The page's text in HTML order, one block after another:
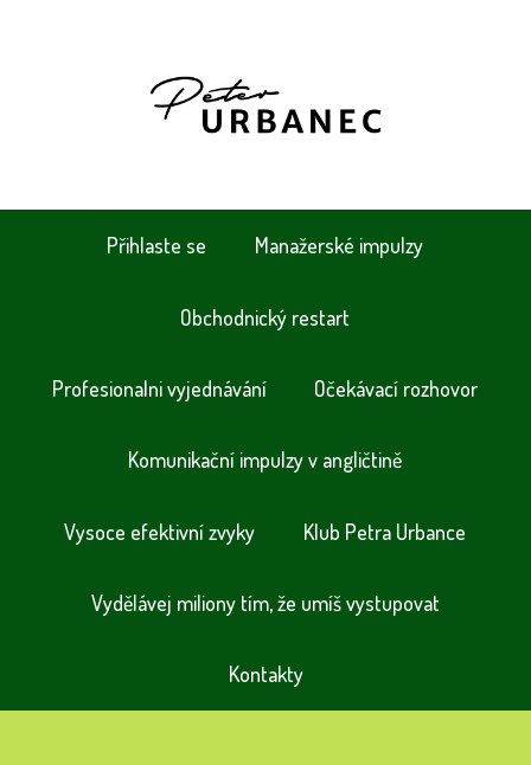
Přihlaste se Manažerské impulzy
Obchodnický restart
Profesionalni vyjednávání Očekávací rozhovor
Komunikační impulzy v angličtině
Vysoce efektivní zvyky Klub Petra Urbance
Vydělávej miliony tím, že umíš vystupovat
Kontakty